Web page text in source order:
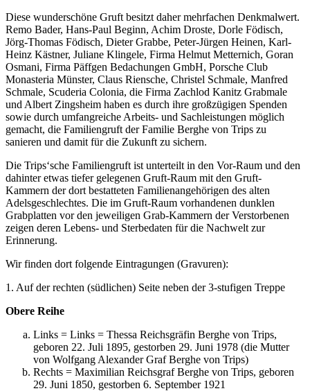
Diese wunderschöne Gruft besitzt daher mehrfachen Denkmalwert.
Remo Bader, Hans-Paul Beginn, Achim Droste, Dorle Födisch,
Jörg-Thomas Födisch, Dieter Grabbe, Peter-Jürgen Heinen, Karl-
Heinz Kästner, Juliane Klingele, Firma Helmut Metternich, Goran
Osmani, Firma Päffgen Bedachungen GmbH, Porsche Club
Monasteria Münster, Claus Riensche, Christel Schmale, Manfred
Schmale, Scuderia Colonia, die Firma Zachlod Kanitz Grabmale
und Albert Zingsheim haben es durch ihre großzügigen Spenden
sowie durch umfangreiche Arbeits- und Sachleistungen möglich
gemacht, die Familiengruft der Familie Berghe von Trips zu
sanieren und damit für die Zukunft zu sichern.
Die Trips‘sche Familiengruft ist unterteilt in den Vor-Raum und den
dahinter etwas tiefer gelegenen Gruft-Raum mit den Gruft-
Kammern der dort bestatteten Familienangehörigen des alten
Adelsgeschlechtes. Die im Gruft-Raum vorhandenen dunklen
Grabplatten vor den jeweiligen Grab-Kammern der Verstorbenen
zeigen deren Lebens- und Sterbedaten für die Nachwelt zur
Erinnerung.
Wir finden dort folgende Eintragungen (Gravuren):
1. Auf der rechten (südlichen) Seite neben der 3-stufigen Treppe
Obere Reihe
Links = Links = Thessa Reichsgräfin Berghe von Trips,
geboren 22. Juli 1895, gestorben 29. Juni 1978 (die Mutter
von Wolfgang Alexander Graf Berghe von Trips)
Rechts = Maximilian Reichsgraf Berghe von Trips, geboren
29. Juni 1850, gestorben 6. September 1921